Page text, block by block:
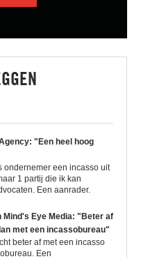
"Een heel hoog
ondernemer een incasso uit
1 partij die ik kan
Een aanrader.
Eye Media: "Beter af
met een incassobureau"
beter af met een incasso
Een